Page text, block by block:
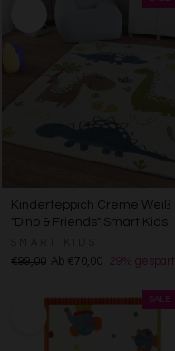
Kinderteppich Creme Weiß
"Dino & Friends" Smart Kids
€99,00 Ab €70,00 29% gespart